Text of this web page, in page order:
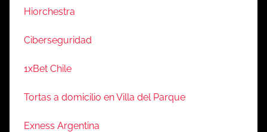
Hiorchestra
Ciberseguridad
1xBet Chile
Tortas a domicilio en Villa del Parque
Exness Argentina